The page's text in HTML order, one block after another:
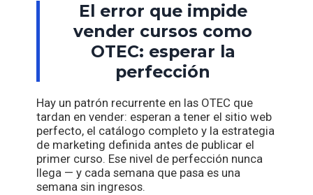
El error que impide
vender cursos como
OTEC: esperar la
perfección
Hay un patrón recurrente en las OTEC que
tardan en vender: esperan a tener el sitio web
perfecto, el catálogo completo y la estrategia
de marketing definida antes de publicar el
primer curso. Ese nivel de perfección nunca
llega — y cada semana que pasa es una
semana sin ingresos.